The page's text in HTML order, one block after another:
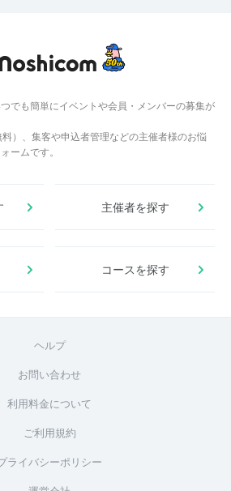
でも簡単にイベントや会員・メンバーの募集が
）、集客や申込者管理などの主催者様のお悩
ームです。
主催者を探す
コースを探す
ヘルプ
お問い合わせ
利用料金について
ご利用規約
ライバシーポリシー